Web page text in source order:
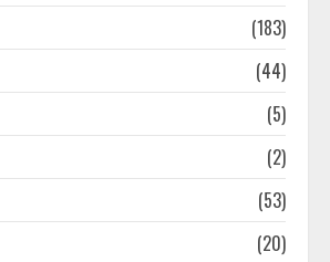
(183)
(44)
(5)
(2)
(53)
(20)
उत्तराखंड के इन जिलों में आज भारी बारिश
का अलर्ट जारी, रहें सतर्क